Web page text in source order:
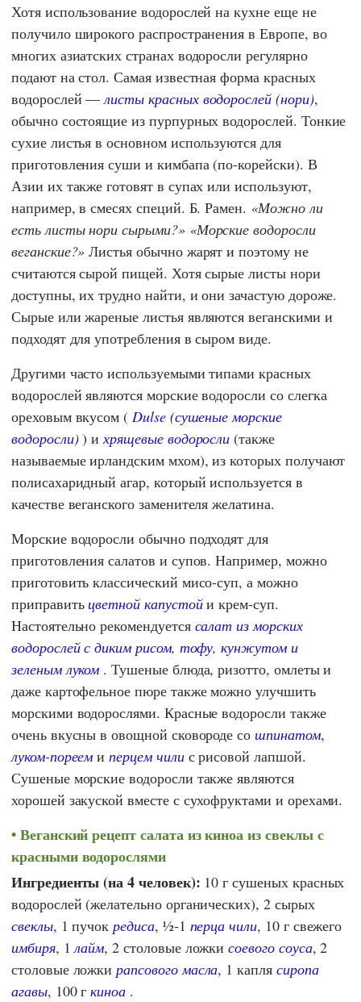
Хотя использование водорослей на кухне еще не
получило широкого распространения в Европе, во
многих азиатских странах водоросли регулярно
подают на стол. Самая известная форма красных
водорослей —листы красных водорослей (нори),
обычно состоящие из пурпурных водорослей. Тонкие
сухие листья в основном используются для
приготовления суши и кимбапа (по-корейски). В
Азии их также готовят в супах или используют,
например, в смесях специй. Б. Рамен.
Можно ли
есть листы нори сырыми?
Морские водоросли
веганские? Листья обычно жарят и поэтому не
считаются сырой пищей. Хотя сырые листы нори
доступны, их трудно найти, и они зачастую дороже.
Сырые или жареные листья являются веганскими и
подходят для употребления в сыром виде.
Другими часто используемыми типами красных
водорослей являются морские водоросли со слегка
ореховым вкусом (Dulse (сушеные морские
водоросли)) ихрящевые водоросли (также
называемые ирландским мхом), из которых получают
полисахаридный агар, который используется в
качестве веганского заменителя желатина.
Морские водоросли обычно подходят для
приготовления салатов и супов. Например, можно
приготовить классический мисо-суп, а можно
приправить цветной капустойи крем-суп.
Настоятельно рекомендуется салат из морских
водорослей с диким рисом, тофу, кунжутом и
зеленым луком . Тушеные блюда, ризотто, омлеты и
даже картофельное пюре также можно улучшить
морскими водорослями. Красные водоросли также
очень вкусны в овощной сковороде со шпинатом,
луком-пореем иперцем чилис рисовой лапшой.
Сушеные морские водоросли также являются
хорошей закуской вместе с сухофруктами и орехами.
Веганский рецепт салата из киноа из свеклы с
красными водорослями
Ингредиенты (на 4 человек): 10 г сушеных красных
водорослей (желательно органических), 2 сырых
свеклы, 1 пучокредиса, ½-1 перца чили, 10 г свежего
имбиря, 1лайм, 2 столовые ложкисоевого соуса, 2
столовые ложкирапсового масла, 1 капля сиропа
агавы, 100 гкиноа .